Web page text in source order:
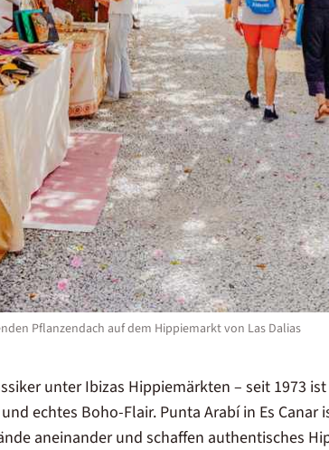
Pflanzendach auf dem Hippiemarkt von Las Dalias
unter Ibizas Hippiemärkten – seit 1973
echtes Boho-Flair. Punta Arabí in Es Canar
aneinander und schaffen authentisches